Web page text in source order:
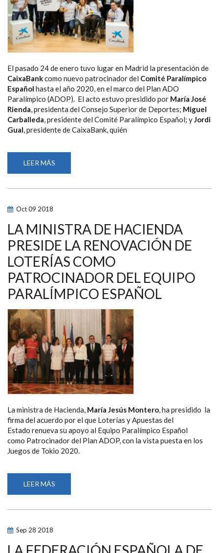
El pasado 24 de enero tuvo lugar en Madrid la presentación de
CaixaBankcomo nuevo patrocinador del Comité Paralímpico
Español hasta el año 2020, en el marco del Plan ADO
Paralímpico (ADOP). El acto estuvo presidido por María José
Rienda, presidenta del Consejo Superior de Deportes; Miguel
Carballeda, presidente del Comité Paralímpico Español; yJordi
Gual, presidente de CaixaBank, quién
LEER MÁS
SE
EN
PARALÍMPICO
ESPAÑOL
Oct09 2018
LA MINISTRA DE HACIENDA
PRESIDE LA RENOVACIÓN DE
LOTERÍAS COMO
PATROCINADOR DEL EQUIPO
PARALÍMPICO ESPAÑOL
La ministra de Hacienda, María Jesús Montero, ha presidido la
firma del acuerdo por el que Loterías y Apuestas del
Estado renueva su apoyo al Equipo Paralímpico Español
como Patrocinador del Plan ADOP, con la vista puesta en los
Juegos de Tokio 2020.
LEER MÁS
MINISTRA
HACIENDA
LOTERÍAS
Sep 28 2018